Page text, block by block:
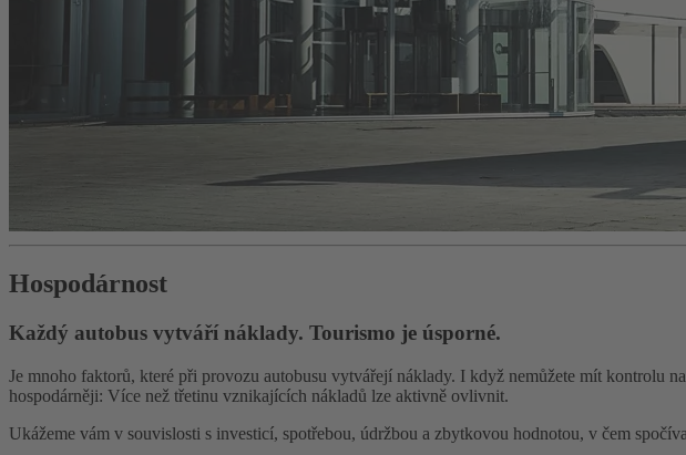
Hospodárnost
Každý autobus vytváří náklady. Tourismo je úsporné.
Je mnoho faktorů, které při provozu autobusu vytvářejí náklady. I když nemůžete mít kontrolu
hospodárněji: Více než třetinu vznikajících nákladů lze aktivně ovlivnit.
Ukážeme vám v souvislosti s investicí, spotřebou, údržbou a zbytkovou hodnotou, v čem